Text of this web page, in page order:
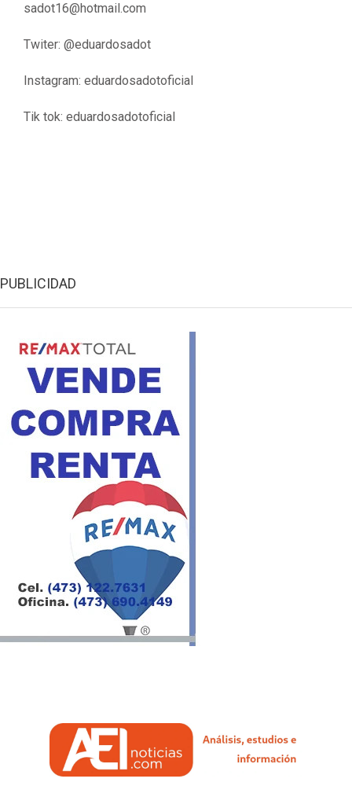
sadot16@hotmail.com
Twiter: @eduardosadot
Instagram: eduardosadotoficial
Tik tok: eduardosadotoficial
PUBLICIDAD